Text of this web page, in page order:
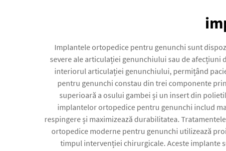
Implantele ortopedice pentru genunchi sunt
severe ale articulației genunchiului sau de
interiorul articulației genunchiului, permițând
pentru genunchi constau din trei componente
superioară a osului gambei și un insert din
implantelor ortopedice pentru genunchi includ
respingere și maximizează durabilitatea.
ortopedice moderne pentru genunchi utilizează
timpul intervenției chirurgicale. Aceste